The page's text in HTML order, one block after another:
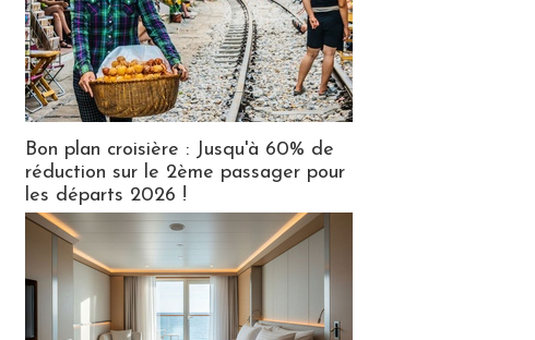
Bon plan croisière : Jusqu'à 60% de
réduction sur le 2ème passager pour
les départs 2026 !